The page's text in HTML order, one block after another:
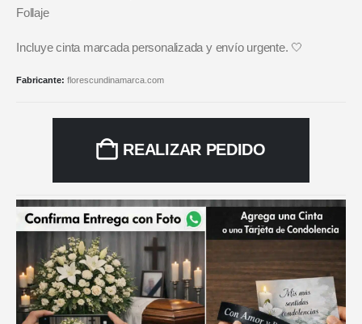
Follaje
Incluye cinta marcada personalizada y envío urgente. 🤍
Fabricante: florescundinamarca.com
REALIZAR PEDIDO